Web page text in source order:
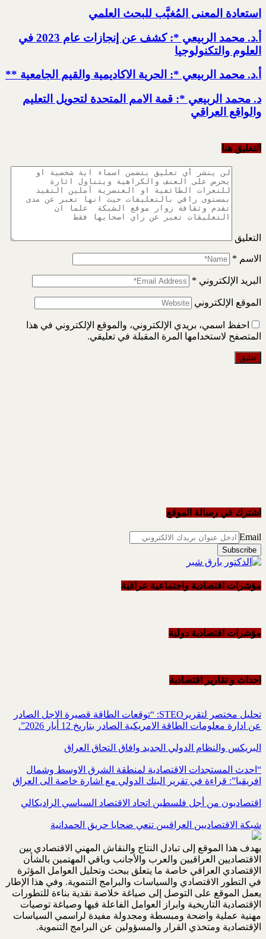
استعادة المعنى المُغيَّب للبحث العلمي
أ.د. محمد الربيعي *: كشف عن إنجازات عام 2023 في
العلوم والتكنولوجيا
أ.د. محمد الربيعي *: الحرية الاكاديمية والقيم الجامعية **
د. محمد الربيعي *: قمة الامم المتحدة لتحويل التعليم
والواقع العراقي
التعليق هنا
التعليق
الاسم *
البريد الإلكتروني *
الموقع الإلكتروني
احفظ اسمي، بريدي الإلكتروني، والموقع الإلكتروني في هذا
المتصفح لاستخدامها المرة المقبلة في تعليقي.
اشترك في رسالة الموقع
Email
مؤشرات اقتصادية واجتماعية عراقية
مؤشرات اقتصادية دولية
احداث و تقاریر اقتصادیة
تحليل مختصر لتقريرSTEO‏: “توقعات الطاقة قصيرة الاجل الصادر
عن ادارة معلومات الطاقة الامريكية ‏الصادر بتاريخ 12 أيار 2026”.‏
البريكس والنظام الدولي الجديد وافاق التحاق العراق
“احدث المستجدات الاقتصادية لمنطقة الشرق الاوسط وشمال
افريقيا”: قراءة في تقرير البنك الدولي مع اشارة خاصة الى العراق
اقتصاديون من أجل فلسطين اتحاد الاقتصاد السياسي الراديكالي
شبكة الاقتصاديين العراقيين تنعي ضحايا حريق الحمدانية
يهدف هذا الموقع إلى تبادل النتاج والنقاش المهني الاقتصادي بين
الاقتصاديين العراقيين والعرب والأجانب وباقي المهتمين بالشأن
الإقتصادي العراقي خاصة ما يتعلق ببحث وتحليل العوامل المؤثرة
في التطور الاقتصادي والسياسات والبرامج التنموية. وفي هذا الإطار
يعمل الموقع على التوصل إلى صياغة خلاصة نقدية بناءة للتطورات
الإقتصادية التاريخية وابراز العوامل الفاعلة فيها وصياغة توصيات
مهنية عملية واضحة ومبسطة ومجدولة مفيدة لراسمي السياسات
الإقتصادية ومتخذي القرار والمسؤولين عن البرامج التنموية.